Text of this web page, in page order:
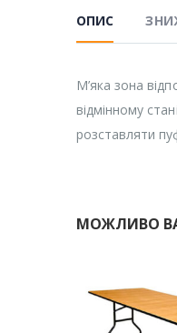
ОПИС
М’яка зона
відмінному
розставляти
МОЖЛИВО